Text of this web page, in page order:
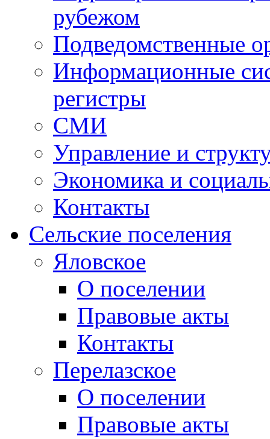
рубежом
Подведомственные
Информационные
регистры
СМИ
Управление и
Экономика и
Контакты
Сельские поселения
Яловское
О поселении
Правовые акты
Контакты
Перелазское
О поселении
Правовые акты